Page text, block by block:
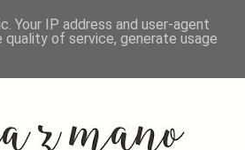
Your IP address and user-agent
of service, generate usage